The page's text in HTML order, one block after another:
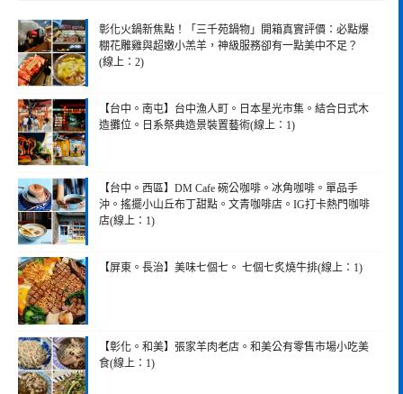
彰化火鍋新焦點！「三千苑鍋物」開箱真實評價：必點爆
棚花雕雞與超嫩小羔羊，神級服務卻有一點美中不足？
(線上：2)
【台中。南屯】台中漁人町。日本星光市集。結合日式木
造攤位。日系祭典造景裝置藝術(線上：1)
【台中。西區】DM Cafe 碗公咖啡。冰角咖啡。單品手
沖。搖擺小山丘布丁甜點。文青咖啡店。IG打卡熱門咖啡
店(線上：1)
【屏東。長治】美味七個七。 七個七炙燒牛排(線上：1)
【彰化。和美】張家羊肉老店。和美公有零售市場小吃美
食(線上：1)